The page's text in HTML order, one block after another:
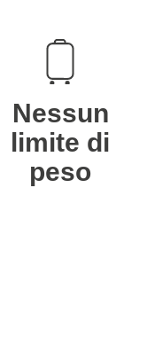
Nessun
limite di
peso